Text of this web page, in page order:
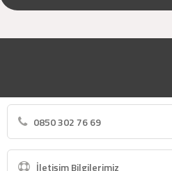
0850 302 76 69
İletişim Bilgilerimiz